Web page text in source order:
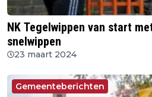
NK Tegelwippen van start
snelwippen
23 maart 2024
Gemeenteberichten